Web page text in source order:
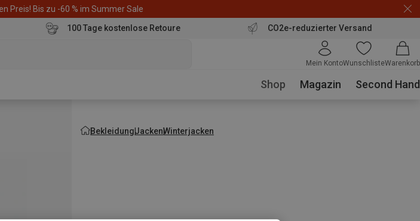
Preis! Bis zu -60 % im Summer Sale
100 Tage kostenlose Retoure CO2e-reduzierter Versand
Mein KontoWunschlisteWarenkorb
Shop Magazin Second Hand
BekleidungJackenWinterjacken